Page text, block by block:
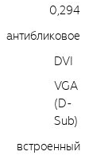
0,294
антибликовое
DVI
VGA
(D-
Sub)
встроенный